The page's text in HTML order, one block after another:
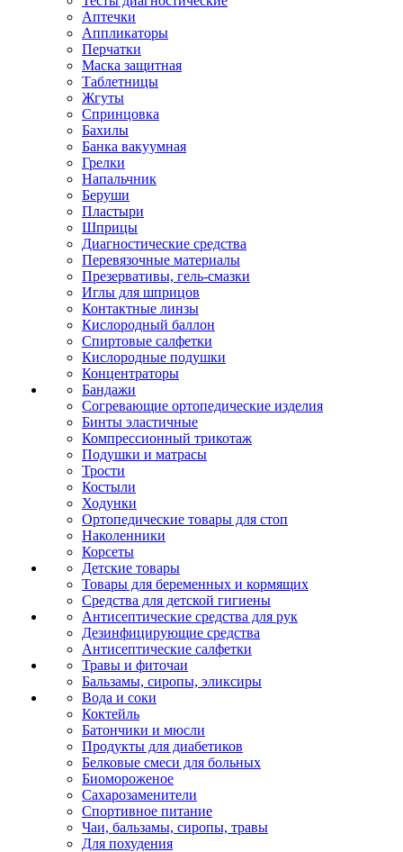
Аптечки
Аппликаторы
Перчатки
Маска защитная
Таблетницы
Жгуты
Спринцовка
Бахилы
Банка вакуумная
Грелки
Напальчник
Беруши
Пластыри
Шприцы
Диагностические средства
Перевязочные материалы
Презервативы, гель-смазки
Иглы для шприцов
Контактные линзы
Кислородный баллон
Спиртовые салфетки
Кислородные подушки
Концентраторы
Бандажи
Согревающие ортопедические изделия
Бинты эластичные
Компрессионный трикотаж
Подушки и матрасы
Трости
Костыли
Ходунки
Ортопедические товары для стоп
Наколенники
Корсеты
Детские товары
Товары для беременных и кормящих
Средства для детской гигиены
Антисептические средства для рук
Дезинфицирующие средства
Антисептические салфетки
Травы и фиточаи
Бальзамы, сиропы, эликсиры
Вода и соки
Коктейль
Батончики и мюсли
Продукты для диабетиков
Белковые смеси для больных
Биомороженое
Сахарозаменители
Спортивное питание
Чаи, бальзамы, сиропы, травы
Для похудения